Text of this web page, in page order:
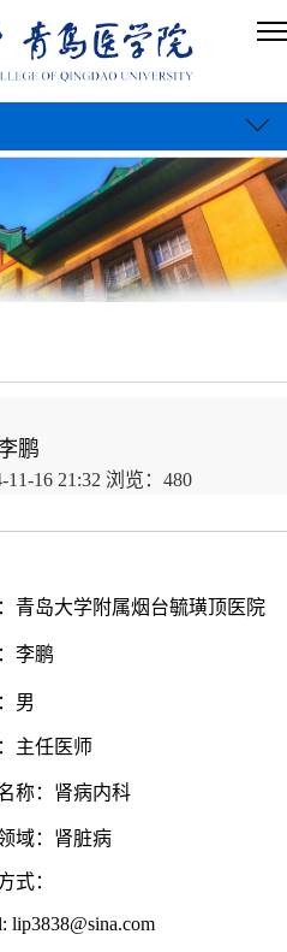
鹏
11-16 21:32 浏览： 480
： 青岛大学附属烟台毓璜顶医院
李鹏
男
主任医师
称： 肾病内科
域： 肾脏病
式：
lip3838@sina.com